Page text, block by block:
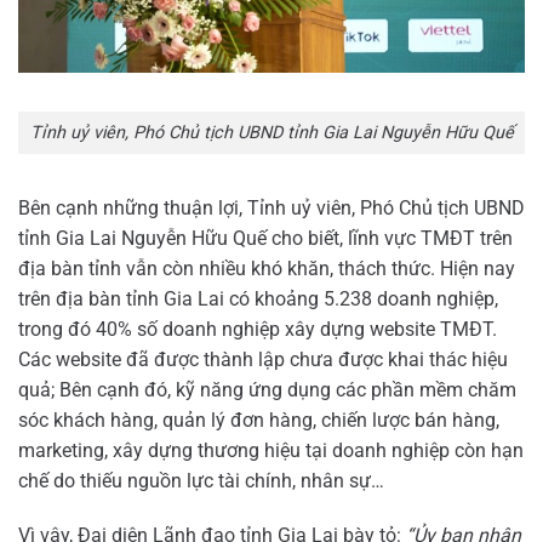
Tỉnh uỷ viên, Phó Chủ tịch UBND tỉnh Gia Lai Nguyễn Hữu Quế
Bên cạnh những thuận lợi, Tỉnh uỷ viên, Phó Chủ tịch UBND
tỉnh Gia Lai Nguyễn Hữu Quế cho biết, lĩnh vực TMĐT trên
địa bàn tỉnh vẫn còn nhiều khó khăn, thách thức. Hiện nay
trên địa bàn tỉnh Gia Lai có khoảng 5.238 doanh nghiệp,
trong đó 40% số doanh nghiệp xây dựng website TMĐT.
Các website đã được thành lập chưa được khai thác hiệu
quả; Bên cạnh đó, kỹ năng ứng dụng các phần mềm chăm
sóc khách hàng, quản lý đơn hàng, chiến lược bán hàng,
marketing, xây dựng thương hiệu tại doanh nghiệp còn hạn
chế do thiếu nguồn lực tài chính, nhân sự…
Vì vậy, Đại diện Lãnh đạo tỉnh Gia Lai bày tỏ: “Ủy ban nhân